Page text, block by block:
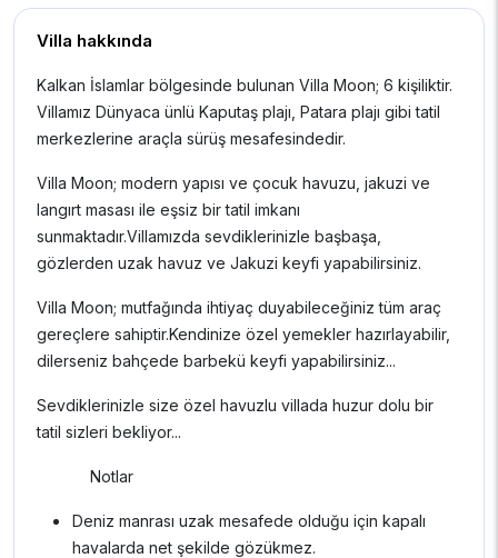
Villa hakkında
Kalkan İslamlar bölgesinde bulunan Villa Moon; 6 kişiliktir.
Villamız Dünyaca ünlü Kaputaş plajı, Patara plajı gibi tatil
merkezlerine araçla sürüş mesafesindedir.
Villa Moon; modern yapısı ve çocuk havuzu, jakuzi ve
langırt masası ile eşsiz bir tatil imkanı
sunmaktadır.Villamızda sevdiklerinizle başbaşa,
gözlerden uzak havuz ve Jakuzi keyfi yapabilirsiniz.
Villa Moon; mutfağında ihtiyaç duyabileceğiniz tüm araç
gereçlere sahiptir.Kendinize özel yemekler hazırlayabilir,
dilerseniz bahçede barbekü keyfi yapabilirsiniz...
Sevdiklerinizle size özel havuzlu villada huzur dolu bir
tatil sizleri bekliyor...
Notlar
Deniz manrası uzak mesafede olduğu için kapalı
havalarda net şekilde gözükmez.